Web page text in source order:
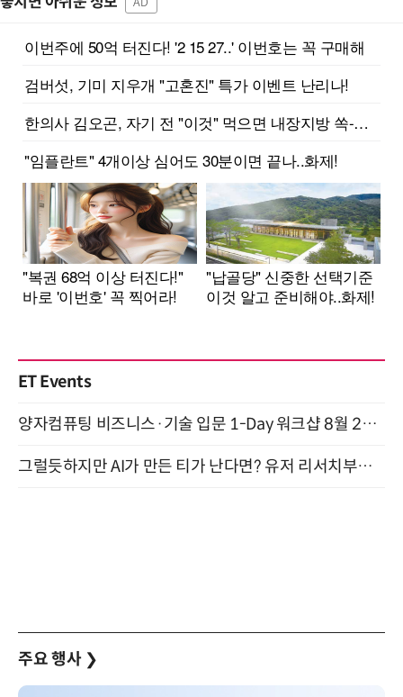
ET Events
양자컴퓨팅 비즈니스·기술 입문 1-Day 워크샵 8월 28일 개최
그럴듯하지만 AI가 만든 티가 난다면? 유저 리서치부터 배포까지! (9/15)
주요 행사 ❯